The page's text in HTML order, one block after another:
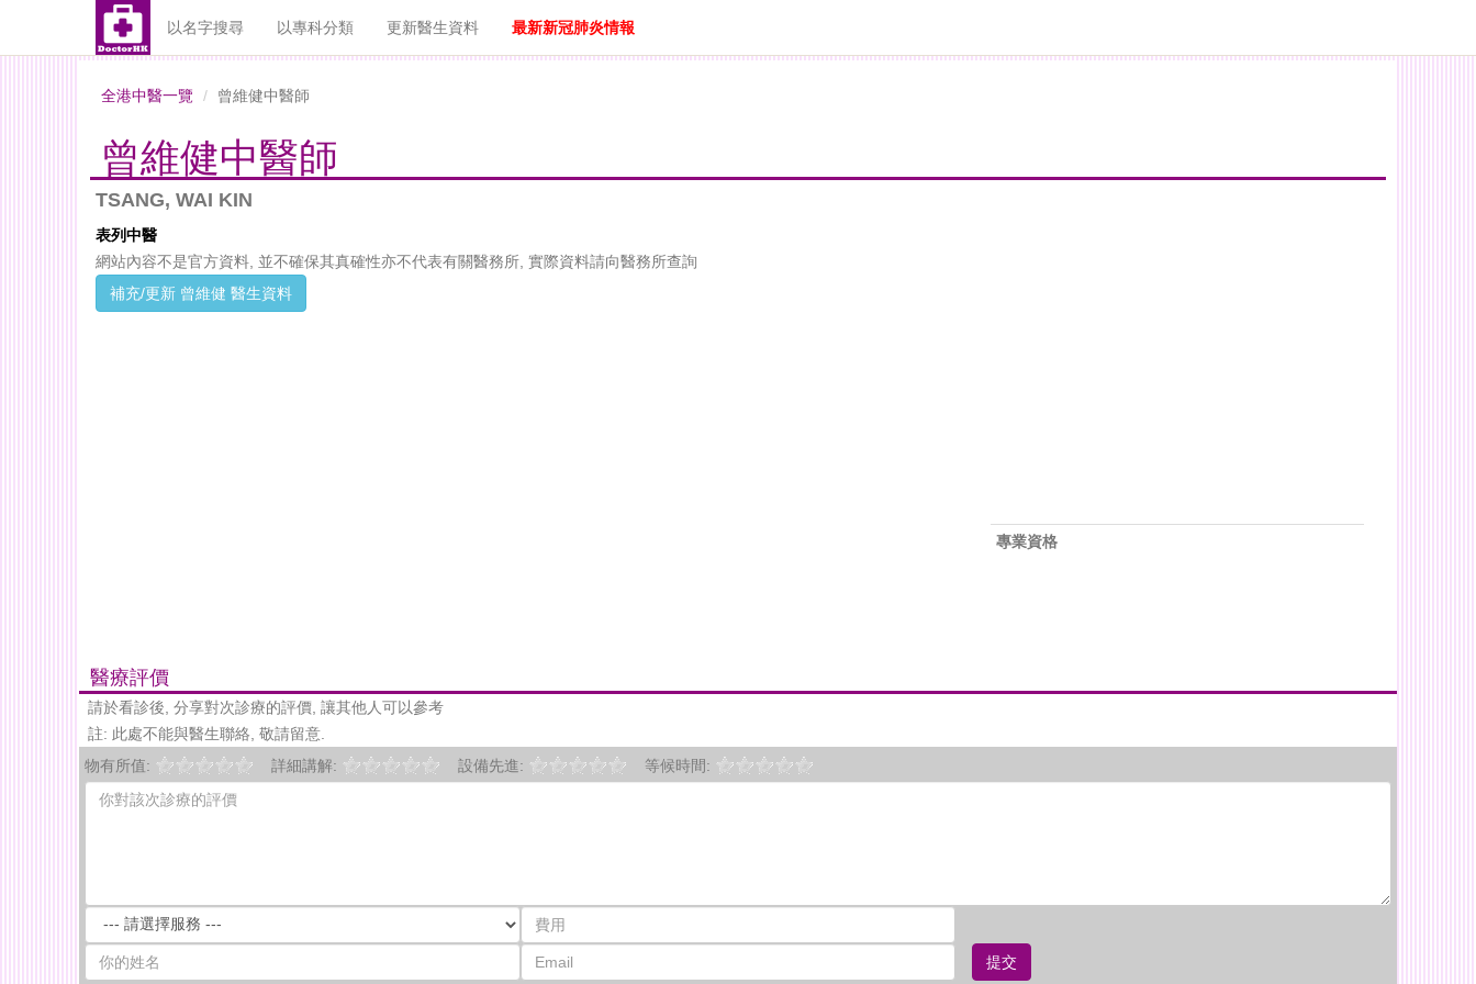
以名字搜尋 以專科分類 更新醫生資料 最新新冠肺炎情報
全港中醫一覽 曾維健中醫師
曾維健中醫師
TSANG, WAI KIN
表列中醫
網站內容不是官方資料, 並不確保其真確性亦不代表有關醫務所, 實際資料請向醫務所查詢
補充/更新 曾維健 醫生資料
專業資格
醫療評價
請於看診後, 分享對次診療的評價, 讓其他人可以參考
註: 此處不能與醫生聯絡, 敬請留意.
物有所值:
詳細講解: 設備先進: 等候時間:
提交